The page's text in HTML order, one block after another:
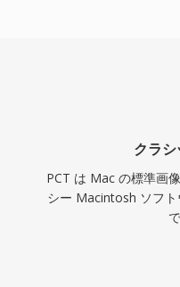
クラ
PCT は Mac の標準画
シー Macintosh ソフ